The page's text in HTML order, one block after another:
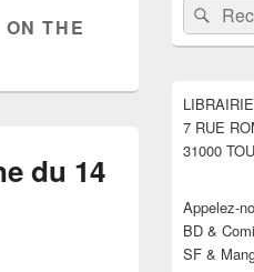
THE
du 14
principale
de
widget
barre
latérale
Recherche
7 RUE
31000
Appelez-
BD &
SF &